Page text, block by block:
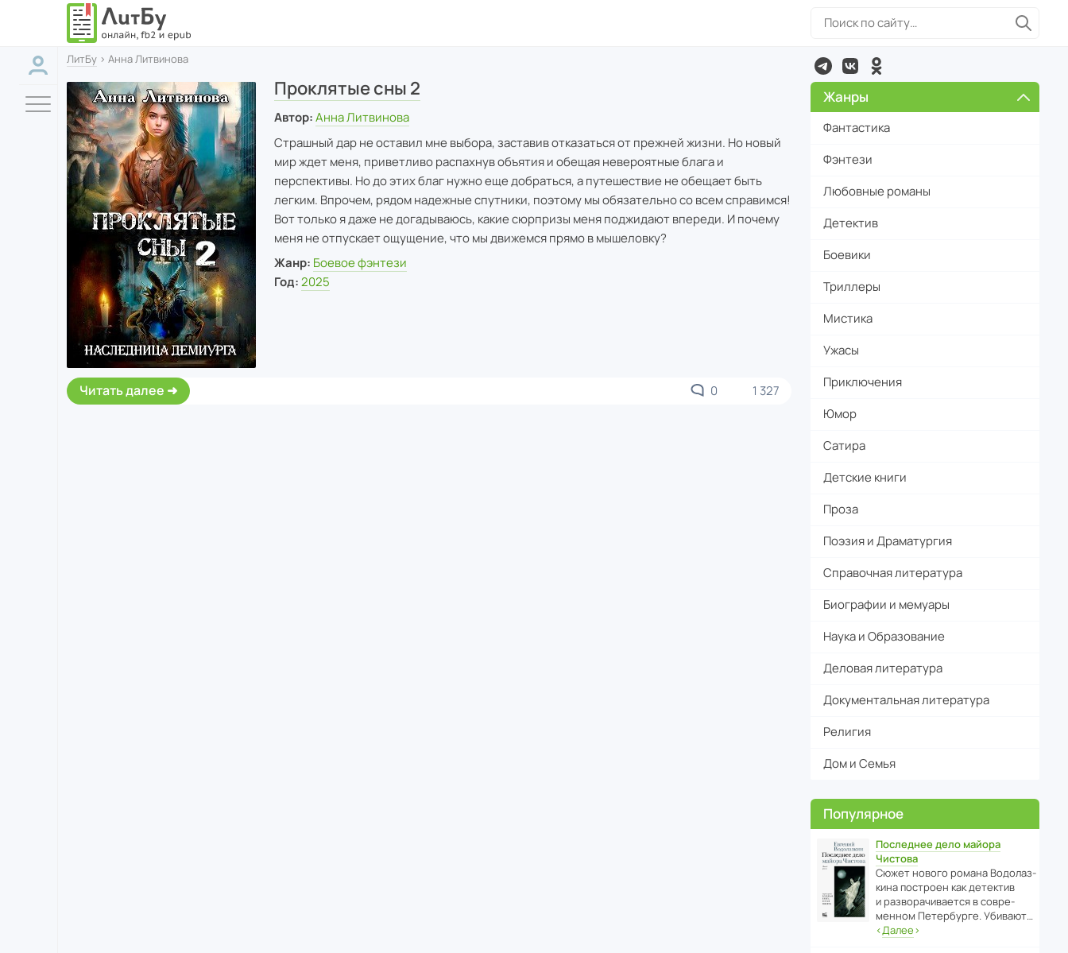
ЛитБу › Анна Литвинова
Проклятые сны 2
Автор: Анна Литвинова
Страшный дар не оставил мне выбора, заставив отказаться от прежней жизни. Но новый
мир ждет меня, приветливо распахнув объятия и обещая невероятные блага и
перспективы. Но до этих благ нужно еще добраться, а путешествие не обещает быть
легким. Впрочем, рядом надежные спутники, поэтому мы обязательно со всем справимся!
Вот только я даже не догадываюсь, какие сюрпризы меня поджидают впереди. И почему
меня не отпускает ощущение, что мы движемся прямо в мышеловку?
Жанр: Боевое фэнтези
Год: 2025
Читать далее 0 1 327
Жанры
Фантастика
Фэнтези
Любовные романы
Детектив
Боевики
Триллеры
Мистика
Ужасы
Приключения
Юмор
Сатира
Детские книги
Проза
Поэзия и Драматургия
Справочная литература
Биографии и мемуары
Наука и Образование
Деловая литература
Документальная литература
Религия
Дом и Семья
Популярное
Последнее дело майора
Чистова
Сюжет нового романа Водо­ла­з­
кина пост­роен как дете­ктив
и разво­ра­чи­ва­ется в совре­
менном Пете­р­бурге. Убивают…
‹Далее›